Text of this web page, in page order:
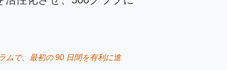
ムで、最初の 90 日間を有利に進